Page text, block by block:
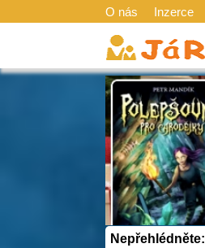
O nás Inzerce
Nepřehlédněte: